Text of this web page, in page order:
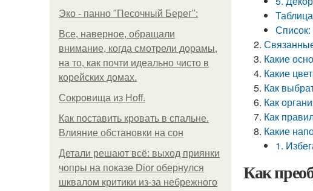
Эко - панно "Песочный Берег":
Все, наверное, обращали
внимание, когда смотрели дорамы,
на то, как почти идеально чисто в
корейских домах.
Сокровища из Hoff.
Как поставить кровать в спальне.
Влияние обстановки на сон
Детали решают всё: выход приянки
чопры на показе Dior обернулся
шквалом критики из-за небрежного
Какие
Какие
Как
Как
Как
Какие
1.
Как